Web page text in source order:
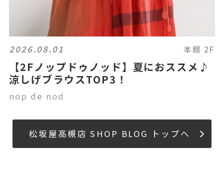
2026.08.01 本館 2F
【2Fノップドゥノッド】夏におススメ♪
涼しげブラウスTOP3！
nop de nod
松坂屋高槻店 SHOP BLOG トップへ